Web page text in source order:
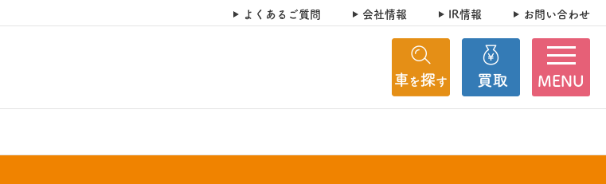
よくあるご質問 会社情報 IR情報 お問い合わせ
MENU